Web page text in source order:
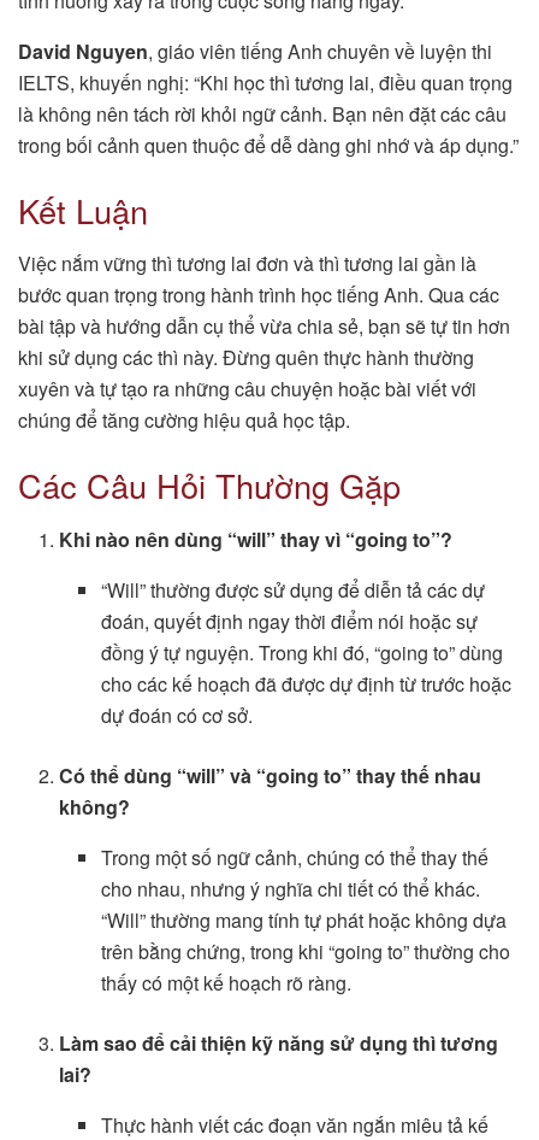
David Nguyen, giáo viên tiếng Anh chuyên về luyện thi
IELTS, khuyến nghị: “Khi học thì tương lai, điều quan trọng
là không nên tách rời khỏi ngữ cảnh. Bạn nên đặt các câu
trong bối cảnh quen thuộc để dễ dàng ghi nhớ và áp dụng.”
Kết Luận
Việc nắm vững thì tương lai đơn và thì tương lai gần là
bước quan trọng trong hành trình học tiếng Anh. Qua các
bài tập và hướng dẫn cụ thể vừa chia sẻ, bạn sẽ tự tin hơn
khi sử dụng các thì này. Đừng quên thực hành thường
xuyên và tự tạo ra những câu chuyện hoặc bài viết với
chúng để tăng cường hiệu quả học tập.
Các Câu Hỏi Thường Gặp
Khi nào nên dùng “will” thay vì “going to”?
“Will” thường được sử dụng để diễn tả các dự
đoán, quyết định ngay thời điểm nói hoặc sự
đồng ý tự nguyện. Trong khi đó, “going to” dùng
cho các kế hoạch đã được dự định từ trước hoặc
dự đoán có cơ sở.
Có thể dùng “will” và “going to” thay thế nhau
không?
Trong một số ngữ cảnh, chúng có thể thay thế
cho nhau, nhưng ý nghĩa chi tiết có thể khác.
“Will” thường mang tính tự phát hoặc không dựa
trên bằng chứng, trong khi “going to” thường cho
thấy có một kế hoạch rõ ràng.
Làm sao để cải thiện kỹ năng sử dụng thì tương
lai?
Thực hành viết các đoạn văn ngắn miêu tả kế